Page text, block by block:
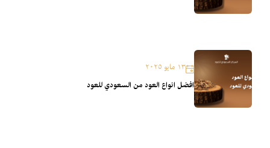
١٣ مايو ٢٠٢٥
افضل انواع العود من السعودي للعود